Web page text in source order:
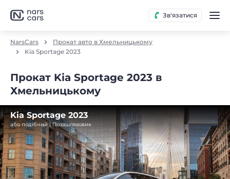
Зв'язатися
NarsCars
Прокат авто в Хмельницькому
Kia Sportage 2023
Прокат Kia Sportage 2023 в
Хмельницькому
Kia Sportage 2023
або подібний | Позашляховик